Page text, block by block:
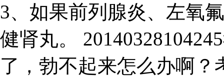
3、如果前列腺炎、左氧
健肾丸。
了，勃不起来怎么办啊